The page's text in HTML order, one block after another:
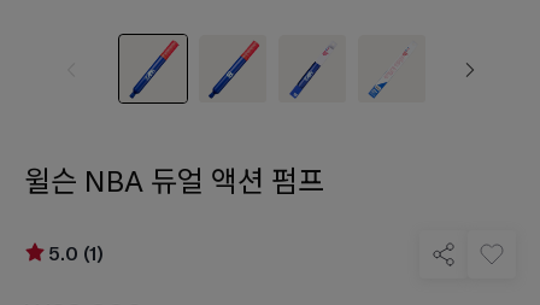
윌슨 NBA 듀얼 액션 펌프
5.0 (1)